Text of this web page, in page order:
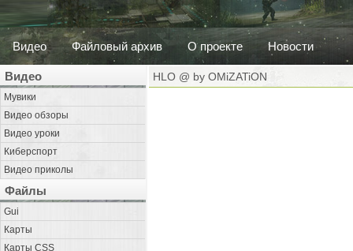
Видео Файловый архив О проекте Новости
Видео
Мувики
Видео обзоры
Видео уроки
Киберспорт
Видео приколы
Файлы
Gui
Карты
Карты CSS
HLO @ by OMiZATiON